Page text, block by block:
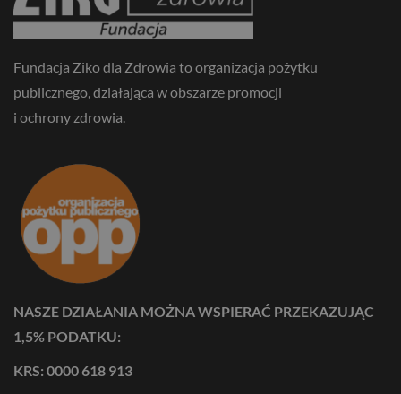
Fundacja Ziko dla Zdrowia to organizacja pożytku
publicznego, działająca w obszarze promocji
i ochrony zdrowia.
NASZE DZIAŁANIA MOŻNA WSPIERAĆ PRZEKAZUJĄC
1,5% PODATKU:
KRS: 0000 618 913